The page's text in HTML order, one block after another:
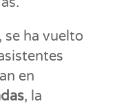
se ha vuelto
en
, la